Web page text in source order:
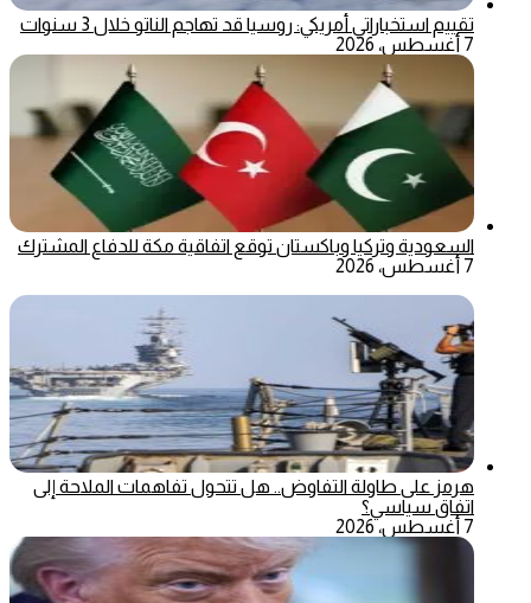
تقييم استخباراتي أمريكي: روسيا قد تهاجم الناتو خلال 3 سنوات
7 أغسطس، 2026
السعودية وتركيا وباكستان توقع اتفاقية مكة للدفاع المشترك
7 أغسطس، 2026
هرمز على طاولة التفاوض.. هل تتحول تفاهمات الملاحة إلى
اتفاق سياسي؟
7 أغسطس، 2026